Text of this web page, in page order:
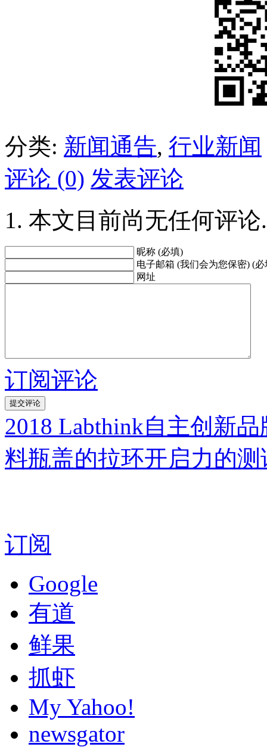
分类: 新闻通告, 行业新闻
评论 (0) 发表评论
本文目前尚无任何评论.
昵称 (必填)
电子邮箱 (我们会为您保密) (必
网址
订阅评论
2018 Labthink自主创新
料瓶盖的拉环开启力的测
订阅
Google
有道
鲜果
抓虾
My Yahoo!
newsgator